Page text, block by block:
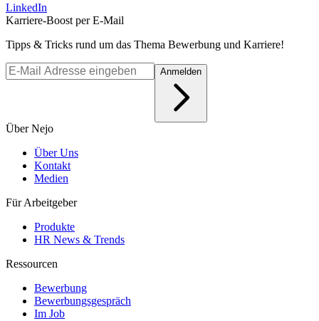
LinkedIn
Karriere-Boost per E-Mail
Tipps & Tricks rund um das Thema Bewerbung und Karriere!
Anmelden
Über Nejo
Über Uns
Kontakt
Medien
Für Arbeitgeber
Produkte
HR News & Trends
Ressourcen
Bewerbung
Bewerbungsgespräch
Im Job